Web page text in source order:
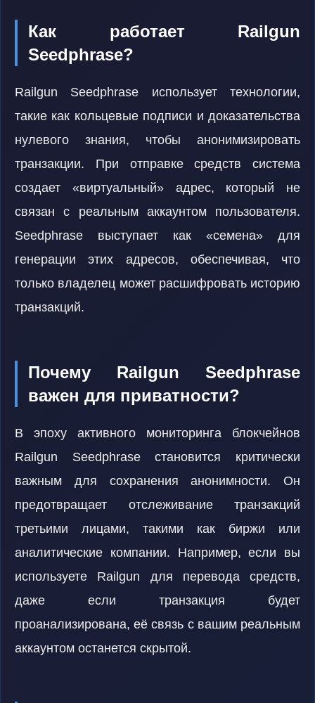
Как работает Railgun
Seedphrase?
Railgun Seedphrase использует технологии,
такие как кольцевые подписи и доказательства
нулевого знания, чтобы анонимизировать
транзакции. При отправке средств система
создает «виртуальный» адрес, который не
связан с реальным аккаунтом пользователя.
Seedphrase выступает как «семена» для
генерации этих адресов, обеспечивая, что
только владелец может расшифровать историю
транзакций.
Почему Railgun Seedphrase
важен для приватности?
В эпоху активного мониторинга блокчейнов
Railgun Seedphrase становится критически
важным для сохранения анонимности. Он
предотвращает отслеживание транзакций
третьими лицами, такими как биржи или
аналитические компании. Например, если вы
используете Railgun для перевода средств,
даже если транзакция будет
проанализирована, её связь с вашим реальным
аккаунтом останется скрытой.